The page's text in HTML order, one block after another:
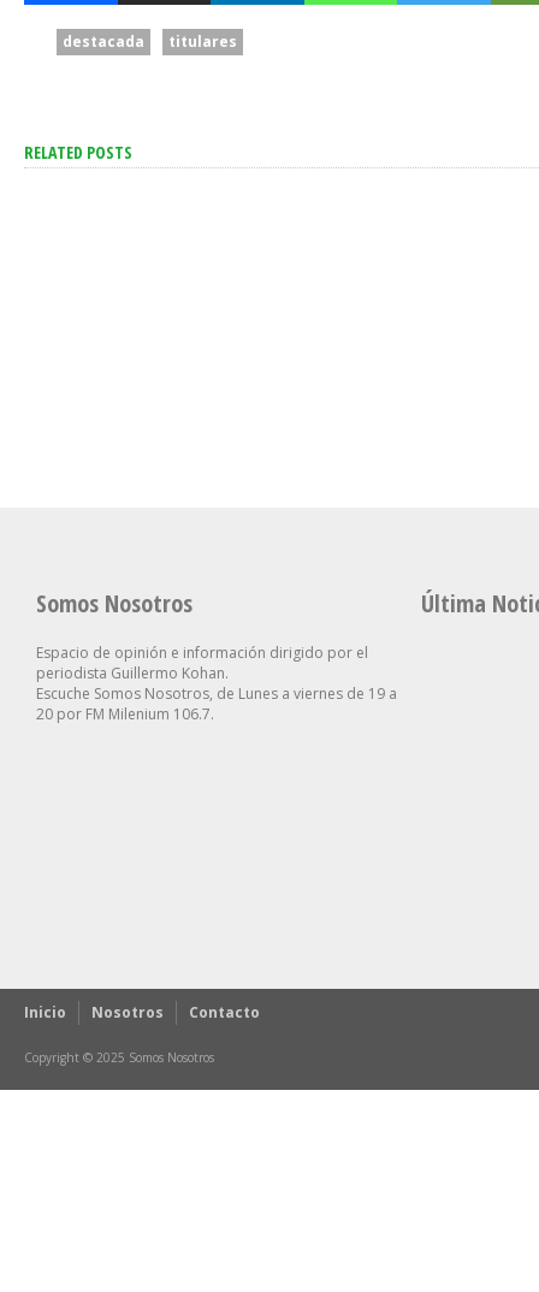
destacada titulares
RELATED POSTS
Somos Nosotros
Espacio de opinión e información dirigido por el
periodista Guillermo Kohan.
Escuche Somos Nosotros, de Lunes a viernes de 19 a
20 por FM Milenium 106.7.
Última
Inicio Nosotros Contacto
Copyright © 2025 Somos Nosotros